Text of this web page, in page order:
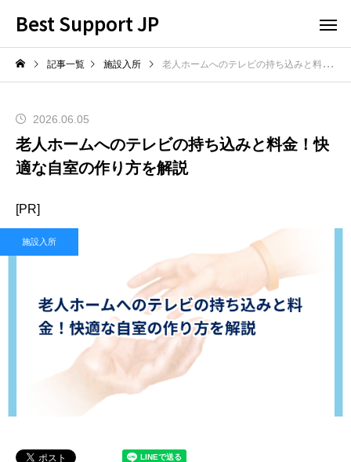
Best Support JP
記事一覧 施設入所 老人ホームへのテレビの持ち込みと料金！快適な自室の作り方を解説
2026.06.05
老人ホームへのテレビの持ち込みと料金！快
適な自室の作り方を解説
[PR]
施設入所